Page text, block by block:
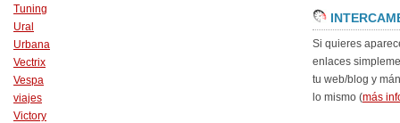
Tuning
Ural
Urbana
Vectrix
Vespa
viajes
Victory
Si quieres
enlaces
tu web/blog y
lo mismo (más